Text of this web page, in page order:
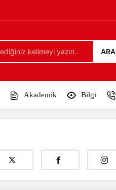
ARA
Akademik Bilgi